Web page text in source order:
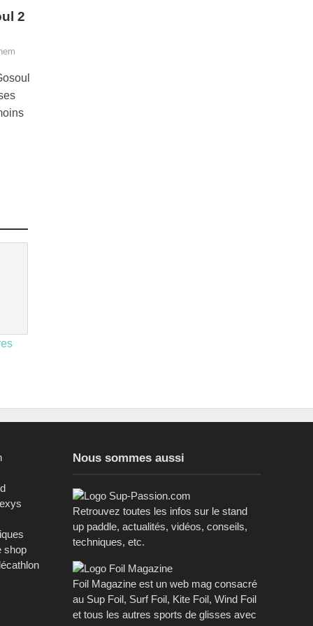
2
shop
Nous sommes aussi
Retrouvez toutes les infos sur le stand
up paddle, actualités, vidéos, conseils,
techniques, etc.
Foil Magazine est un web mag consacré
au Sup Foil, Surf Foil, Kite Foil, Wind Foil
et tous les autres sports de glisses avec